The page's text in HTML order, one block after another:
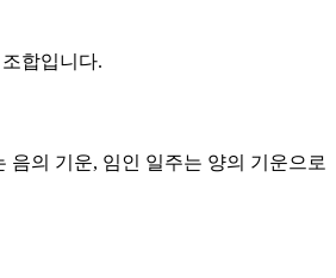
합입니다.
의 기운, 임인 일주는 양의 기운으로